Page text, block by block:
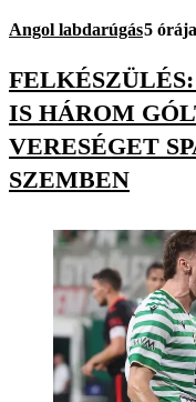
Angol labdarúgás5 órája
IS HÁROM
VERESÉGET
SZEMBEN